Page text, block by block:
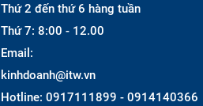
Thứ 2 đến thứ 6 hàng tuần
Thứ 7: 8:00 - 12.00
Email:
kinhdoanh@itw.vn
Hotline: 0917111899 - 0914140366